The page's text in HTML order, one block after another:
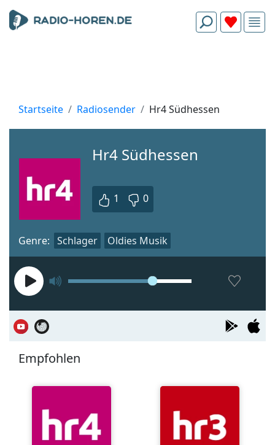
Startseite Radiosender Hr4 Südhessen
Hr4 Südhessen
1 0
Genre: Schlager Oldies Musik
Empfohlen